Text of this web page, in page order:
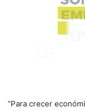
“Para crecer